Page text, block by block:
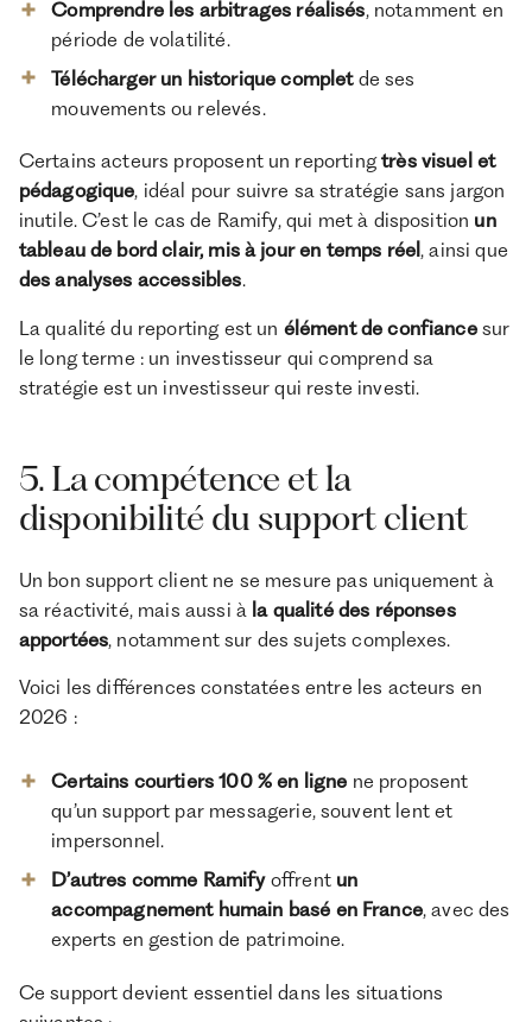
Comprendre les arbitrages réalisés, notamment en
période de volatilité.
Télécharger un historique completde ses
mouvements ou relevés.
Certains acteurs proposent un reportingtrès visuel et
pédagogique, idéal pour suivre sa stratégie sans jargon
inutile. C’est le cas de Ramify, qui met à disposition un
tableau de bord clair, mis à jour en temps réel, ainsi que
des analyses accessibles.
La qualité du reporting est un élément de confiancesur
le long terme : un investisseur qui comprend sa
stratégie est un investisseur qui reste investi.
5. La compétence et la
disponibilité du support client
Un bon support client ne se mesure pas uniquement à
sa réactivité, mais aussi à la qualité des réponses
apportées, notamment sur des sujets complexes.
Voici les différences constatées entre les acteurs en
2026 :
Certains courtiers 100 % en ligne ne proposent
qu’un support par messagerie, souvent lent et
impersonnel.
D’autres comme Ramifyoffrent un
accompagnement humain basé en France, avec des
experts en gestion de patrimoine.
Ce support devient essentiel dans les situations